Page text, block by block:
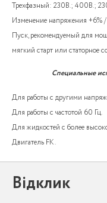
Трехфазный: 230В.; 400В.;
Изменение напряжения +6% /
Пуск, рекомендуемый для
мягкий старт или статорное
Специальные
Для работы с другими
Для работы с частотой 60 Гц.
Для жидкостей с более
Двигатель FK.
Відклик